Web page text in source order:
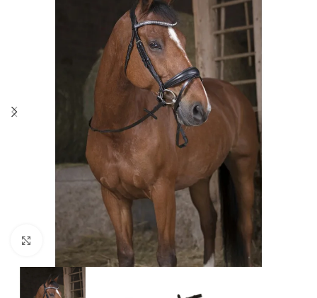
Click to enlarge